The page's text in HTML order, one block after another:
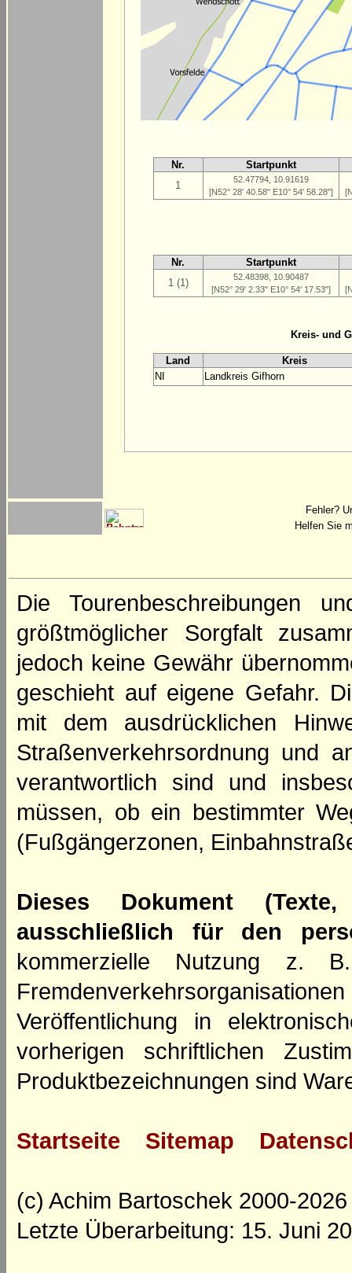
Nr.
Startpunkt
1
52.47794, 10.91619
[N52° 28' 40.58" E10° 54' 58.28"]
Nr.
Startpunkt
1 (1)
52.48398, 10.90487
[N52° 29' 2.33" E10° 54' 17.53"]
Kreis- und
Land
Kreis
NI
Landkreis Gifhorn
Fehler?
Helfen Sie
Die Tourenbeschreibungen
größtmöglicher Sorgfalt
jedoch keine Gewähr
geschieht auf eigene Gefahr.
mit dem ausdrücklichen
Straßenverkehrsordnung und
verantwortlich sind und
müssen, ob ein bestimmter
(Fußgängerzonen,
Dieses Dokument
ausschließlich für den
kommerzielle Nutzung z.
Veröffentlichung in
vorherigen schriftlichen
Produktbezeichnungen sind
Startseite Sitemap
(c) Achim Bartoschek 2000-2026
Letzte Überarbeitung: 15. Juni